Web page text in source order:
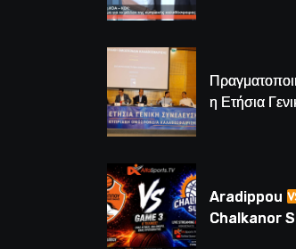
η Ετήσια
(BINTEO)
Aradippou
Chalkanor